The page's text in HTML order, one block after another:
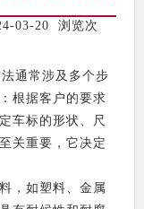
03-20 浏览次
通常涉及多个步
根据客户的要求
车标的形状、尺
关重要，它决定
，如塑料、金属